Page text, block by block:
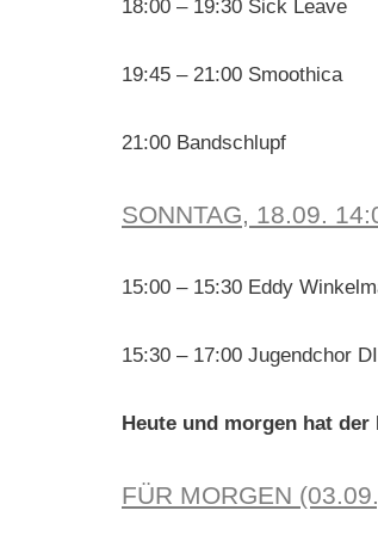
18:00 – 19:30 Sick Leave
19:45 – 21:00 Smoothica
21:00 Bandschlupf
SONNTAG, 18.09.
15:00 – 15:30 Eddy
15:30 – 17:00 Jugendchor
Heute und morgen hat der
FÜR MORGEN